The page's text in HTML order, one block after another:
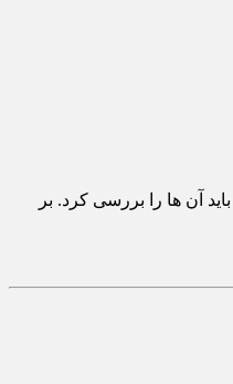
آن ها را بررسی کرد. بر